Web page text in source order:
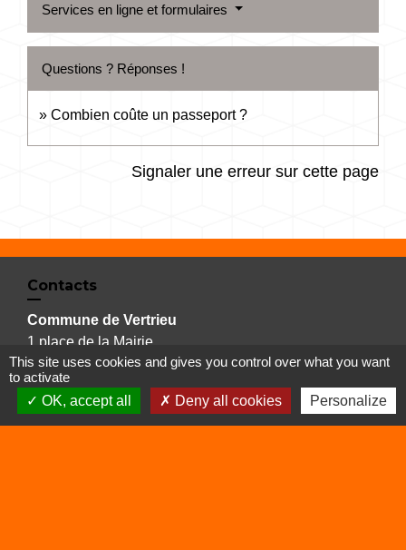
Services en ligne et formulaires
Questions ? Réponses !
Combien coûte un passeport ?
Signaler une erreur sur cette page
Contacts
Commune de Vertrieu
1 place de la Mairie
38390 Vertrieu - FRANCE
+33 4 74 90 61 68
This site uses cookies and gives you control over what you want
to activate
OK, accept all
Deny all cookies Personalize